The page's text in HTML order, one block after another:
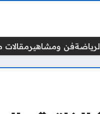
فن ومشاهيرمقالات